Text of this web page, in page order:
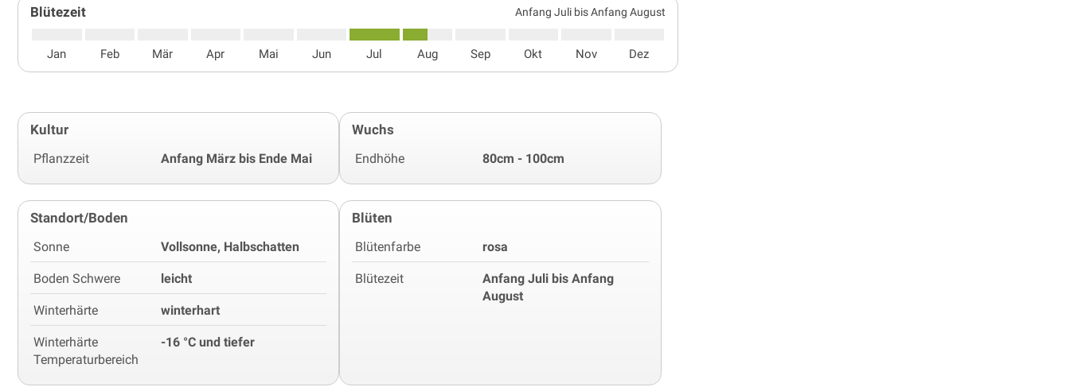
Blütezeit Anfang Juli bis Anfang August
Jan Feb Mär Apr Mai Jun Jul Aug Sep Okt Nov Dez
Kultur
Pflanzzeit Anfang März bis Ende Mai
Wuchs
Endhöhe 80cm - 100cm
Standort/Boden
Sonne Vollsonne, Halbschatten
Boden Schwere leicht
Winterhärte winterhart
Winterhärte
Temperaturbereich
-16 °C und tiefer
Blüten
Blütenfarbe rosa
Blütezeit
Anfang Juli bis Anfang
August